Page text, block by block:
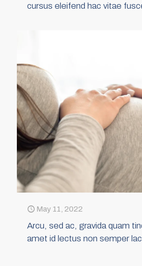
cursus eleifend hac vitae
May 11, 2022
Arcu, sed ac, gravida quam
amet id lectus non semper